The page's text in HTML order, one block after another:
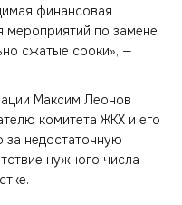
финансовая
мероприятий по замене
сжатые сроки», —
Максим Леонов
комитета ЖКХ и его
недостаточную
нужного числа